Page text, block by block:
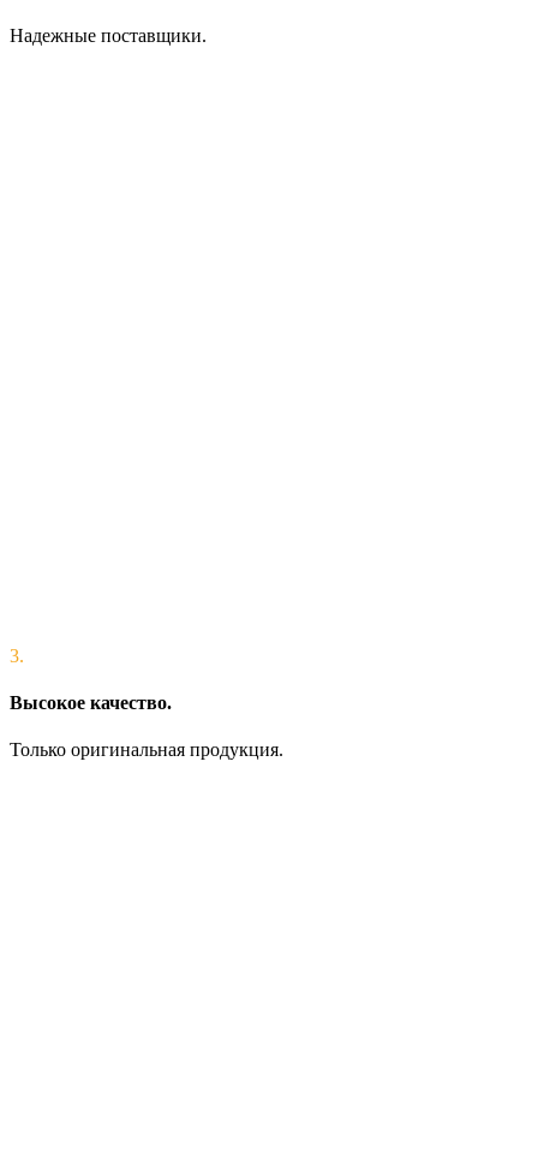
Надежные поставщики.
3.
Высокое качество.
Только оригинальная продукция.